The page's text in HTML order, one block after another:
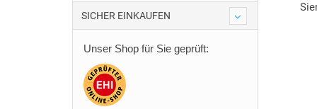
SICHER EINKAUFEN
Unser Shop für Sie geprüft: